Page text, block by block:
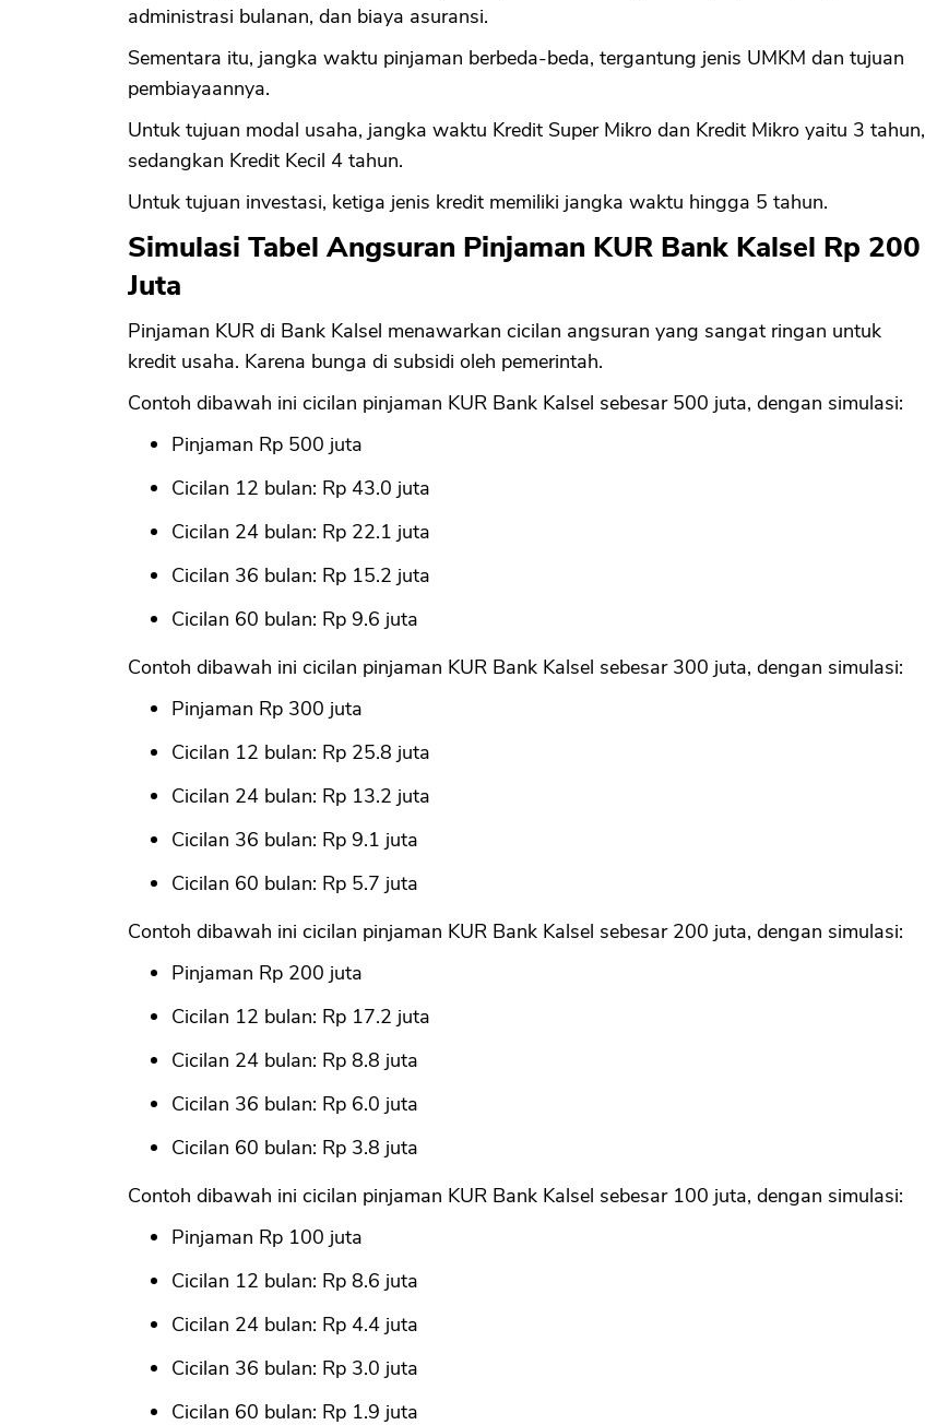
administrasi bulanan, dan biaya asuransi.
Sementara itu, jangka waktu pinjaman berbeda-beda, tergantung jenis UMKM dan tujuan
pembiayaannya.
Untuk tujuan modal usaha, jangka waktu Kredit Super Mikro dan Kredit Mikro yaitu 3 tahun,
sedangkan Kredit Kecil 4 tahun.
Untuk tujuan investasi, ketiga jenis kredit memiliki jangka waktu hingga 5 tahun.
Simulasi Tabel Angsuran Pinjaman KUR Bank Kalsel Rp 200
Juta
Pinjaman KUR di Bank Kalsel menawarkan cicilan angsuran yang sangat ringan untuk
kredit usaha. Karena bunga di subsidi oleh pemerintah.
Contoh dibawah ini cicilan pinjaman KUR Bank Kalsel sebesar 500 juta, dengan simulasi:
Pinjaman Rp 500 juta
Cicilan 12 bulan: Rp 43.0 juta
Cicilan 24 bulan: Rp 22.1 juta
Cicilan 36 bulan: Rp 15.2 juta
Cicilan 60 bulan: Rp 9.6 juta
Contoh dibawah ini cicilan pinjaman KUR Bank Kalsel sebesar 300 juta, dengan simulasi:
Pinjaman Rp 300 juta
Cicilan 12 bulan: Rp 25.8 juta
Cicilan 24 bulan: Rp 13.2 juta
Cicilan 36 bulan: Rp 9.1 juta
Cicilan 60 bulan: Rp 5.7 juta
Contoh dibawah ini cicilan pinjaman KUR Bank Kalsel sebesar 200 juta, dengan simulasi:
Pinjaman Rp 200 juta
Cicilan 12 bulan: Rp 17.2 juta
Cicilan 24 bulan: Rp 8.8 juta
Cicilan 36 bulan: Rp 6.0 juta
Cicilan 60 bulan: Rp 3.8 juta
Contoh dibawah ini cicilan pinjaman KUR Bank Kalsel sebesar 100 juta, dengan simulasi:
Pinjaman Rp 100 juta
Cicilan 12 bulan: Rp 8.6 juta
Cicilan 24 bulan: Rp 4.4 juta
Cicilan 36 bulan: Rp 3.0 juta
Cicilan 60 bulan: Rp 1.9 juta